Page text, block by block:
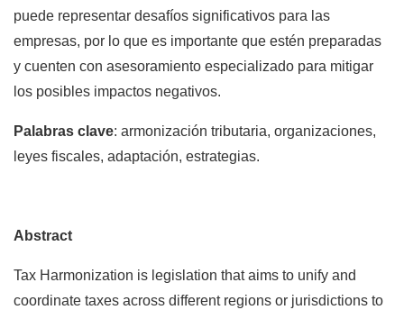
puede representar desafíos significativos para las
empresas, por lo que es importante que estén preparadas
y cuenten con asesoramiento especializado para mitigar
los posibles impactos negativos.
Palabras clave: armonización tributaria, organizaciones,
leyes fiscales, adaptación, estrategias.
Abstract
Tax Harmonization is legislation that aims to unify and
coordinate taxes across different regions or jurisdictions to